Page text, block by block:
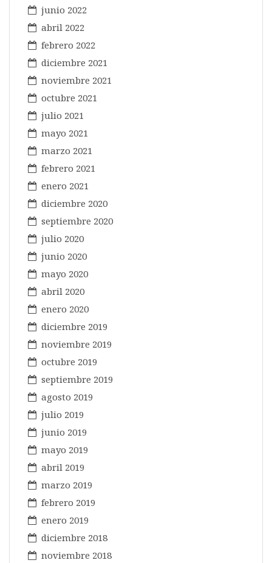
junio 2022
abril 2022
febrero 2022
diciembre 2021
noviembre 2021
octubre 2021
julio 2021
mayo 2021
marzo 2021
febrero 2021
enero 2021
diciembre 2020
septiembre 2020
julio 2020
junio 2020
mayo 2020
abril 2020
enero 2020
diciembre 2019
noviembre 2019
octubre 2019
septiembre 2019
agosto 2019
julio 2019
junio 2019
mayo 2019
abril 2019
marzo 2019
febrero 2019
enero 2019
diciembre 2018
noviembre 2018